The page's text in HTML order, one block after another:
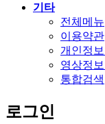
기타
전체메뉴
이용약관
개인정
영상정
통합검색
로그인